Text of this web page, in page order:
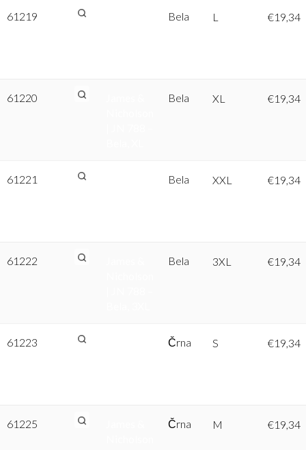
61219 Bela L €19,34
61220 Bela XL €19,34
61221 Bela XXL €19,34
61222 Bela 3XL €19,34
61223 Črna S €19,34
61225 Črna M €19,34